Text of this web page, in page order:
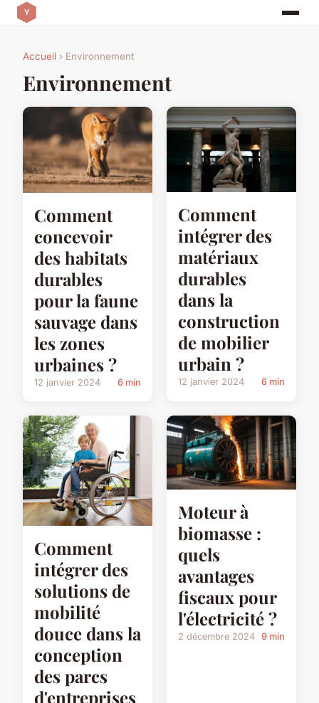
Accueil › Environnement
Environnement
Comment
concevoir
des habitats
durables
pour la faune
sauvage dans
les zones
urbaines ?
12 janvier 2024 6 min
Comment
intégrer des
matériaux
durables
dans la
construction
de mobilier
urbain ?
12 janvier 2024 6 min
Comment
intégrer des
solutions de
mobilité
douce dans la
conception
des parcs
d'entreprises
Moteur à
biomasse :
quels
avantages
fiscaux pour
l'électricité ?
2 décembre 2024 9 min